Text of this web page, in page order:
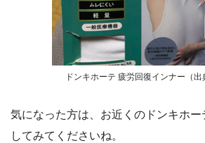
ドンキホーテ 疲労回復インナー（出
気になった方は、お近くのドンキホー
してみてくださいね。